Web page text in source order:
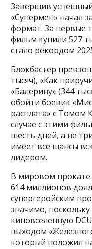
Завершив
«Супермен» начал
формат. За первые
фильм купили 527
стало рекордом
Блокбастер
тысяч), «Как
«Балерину» (344
обойти боевик
расплата» с Томом
случае с этими
шесть дней, а не
имеет все шансы
лидером.
В мировом прокате
614 миллионов
супергеройским
значимо,
киновселенную
выходом
который положил